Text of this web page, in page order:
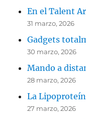
En el Talent
31 marzo, 2026
Gadgets
30 marzo, 2026
Mando a
28 marzo, 2026
La
27 marzo, 2026